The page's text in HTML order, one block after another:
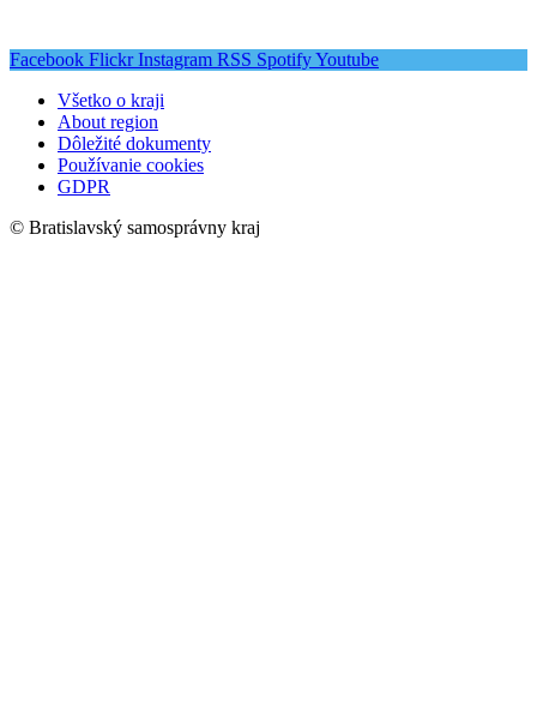
Facebook Flickr Instagram RSS SpotifyYoutube
Všetko o kraji
About region
Dôležité dokumenty
Používanie cookies
GDPR
© Bratislavský samosprávny kraj